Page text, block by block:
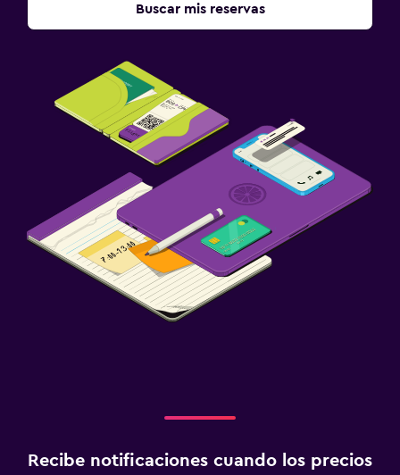
Buscar mis reservas
Recibe notificaciones cuando los precios